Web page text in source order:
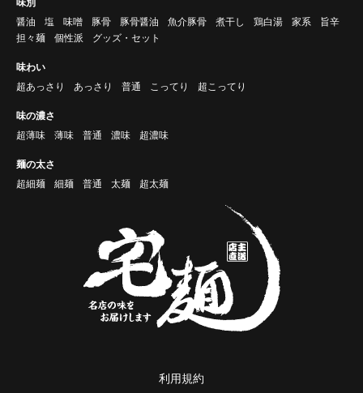
味別
醤油
塩 味噌 豚骨 豚骨醤油 魚介豚骨 煮干し 鶏白湯 家系
旨辛
担々麺
個性派 グッズ・セット
味わい
超あっさり
あっさり 普通 こってり 超こってり
味の濃さ
超薄味
薄味 普通 濃味 超濃味
麺の太さ
超細麺
細麺 普通 太麺 超太麺
利用規約